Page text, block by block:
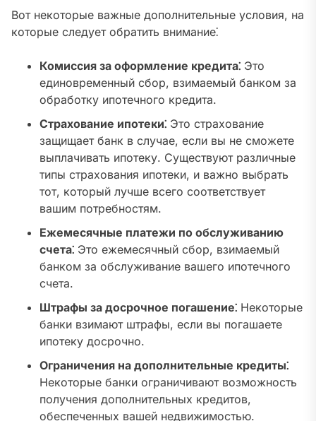
Вот некоторые важные дополнительные условия, на
которые следует обратить внимание⁚
Комиссия за оформление кредита⁚ Это
единовременный сбор, взимаемый банком за
обработку ипотечного кредита.
Страхование ипотеки⁚ Это страхование
защищает банк в случае, если вы не сможете
выплачивать ипотеку. Существуют различные
типы страхования ипотеки, и важно выбрать
тот, который лучше всего соответствует
вашим потребностям.
Ежемесячные платежи по обслуживанию
счета⁚ Это ежемесячный сбор, взимаемый
банком за обслуживание вашего ипотечного
счета.
Штрафы за досрочное погашение⁚ Некоторые
банки взимают штрафы, если вы погашаете
ипотеку досрочно.
Ограничения на дополнительные кредиты⁚
Некоторые банки ограничивают возможность
получения дополнительных кредитов,
обеспеченных вашей недвижимостью.